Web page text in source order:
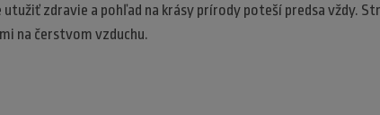
utužiť zdravie a pohľad na krásy prírody poteší predsa vždy.
na čerstvom vzduchu.